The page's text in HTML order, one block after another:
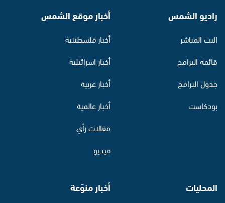
راديو الشمس
البث المباشر
قائمة البرامج
جدول البرامج
بودكاست
أخبار موقع الشمس
أخبار فلسطينية
أخبار اسرائيلية
أخبار عربية
أخبار عالمية
مقالات رأي
فيديو
المحليات أخبار منوّعة